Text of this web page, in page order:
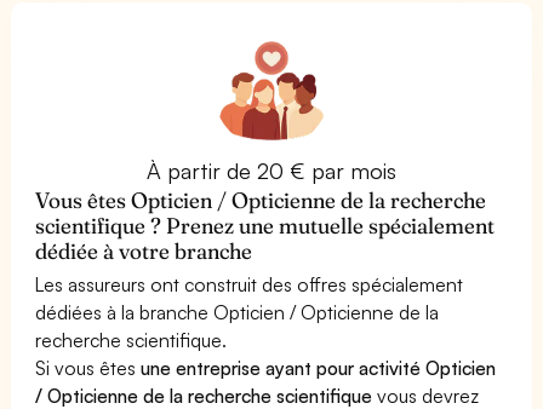
À partir de 20 € par mois
Vous êtes Opticien / Opticienne de la recherche
scientifique ? Prenez une mutuelle spécialement
dédiée à votre branche
Les assureurs ont construit des offres spécialement
dédiées à la branche Opticien / Opticienne de la
recherche scientifique.
Si vous êtesune entreprise ayant pour activité Opticien
/ Opticienne de la recherche scientifique vous devrez